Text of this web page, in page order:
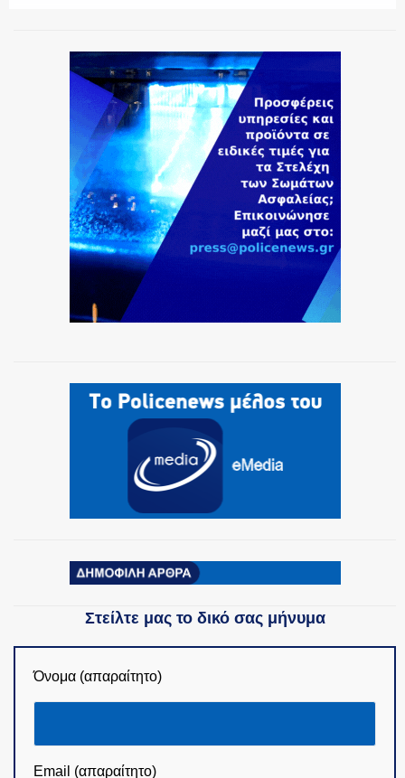
ΑΣΤΥΝΟΜΙΚΟ ΡΕΠΟΡΤΑΖ
Η ΦΩΝΗ ΣΟΥ
Στείλτε μας το δικό σας μήνυμα
Όνομα (απαραίτητο)
Email (απαραίτητο)